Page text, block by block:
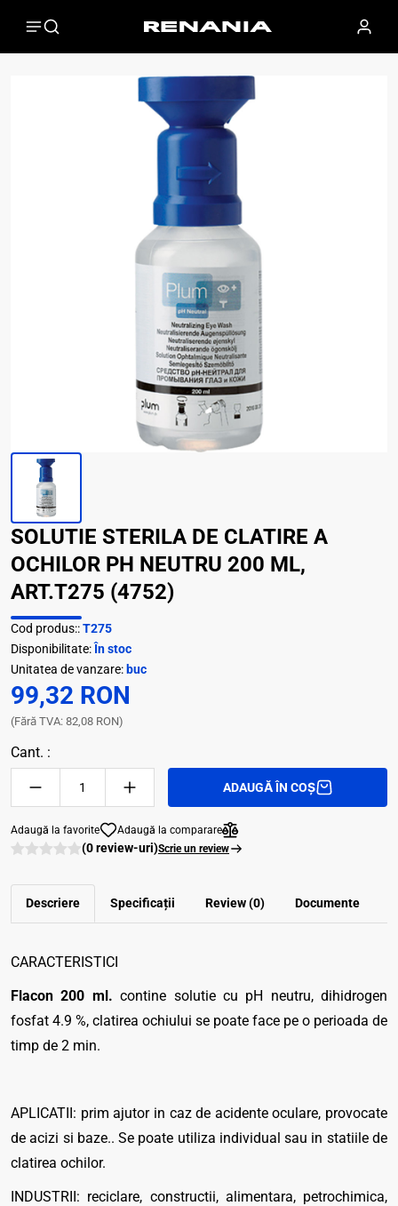
SOLUTIE STERILA DE CLATIRE A
OCHILOR PH NEUTRU 200 ML,
ART.T275 (4752)
Cod produs::T275
Disponibilitate: În stoc
Unitatea de vanzare: buc
99,32 RON
(Fără TVA: 82,08 RON)
Cant. :
ADAUGĂ ÎN COȘ
Adaugă la favorite Adaugă la comparare
(0 review-uri)Scrie un review
Descriere Specificații Review (0) Documente
CARACTERISTICI
Flacon 200 ml. contine solutie cu pH neutru, dihidrogen
fosfat 4.9 %, clatirea ochiului se poate face pe o perioada de
timp de 2 min.
APLICATII: prim ajutor in caz de acidente oculare, provocate
de acizi si baze.. Se poate utiliza individual sau in statiile de
clatirea ochilor.
INDUSTRII: reciclare, constructii, alimentara, petrochimica,